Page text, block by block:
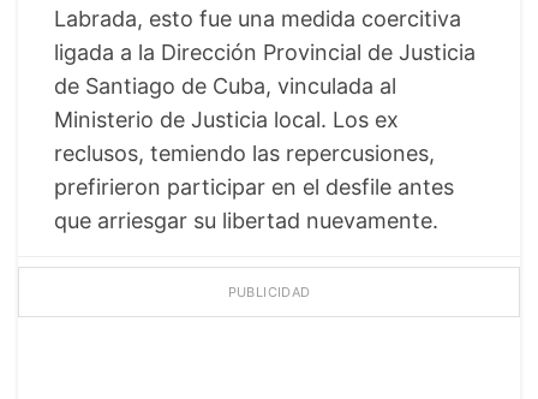
Labrada, esto fue una medida coercitiva
ligada a la Dirección Provincial de Justicia
de Santiago de Cuba, vinculada al
Ministerio de Justicia local. Los ex
reclusos, temiendo las repercusiones,
prefirieron participar en el desfile antes
que arriesgar su libertad nuevamente.
PUBLICIDAD